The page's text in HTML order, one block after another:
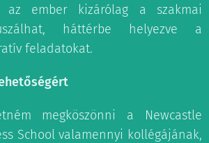
az ember kizárólag a szakmai
háttérbe helyezve a
feladatokat.
megköszönni a Newcastle
School valamennyi kollégájának,